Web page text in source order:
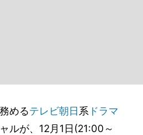
めるテレビ朝日 系 ドラマ
ルが、12月1日(21:00～